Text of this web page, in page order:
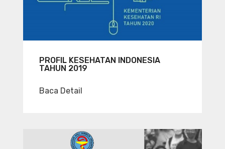
PROFIL KESEHATAN INDONESIA
TAHUN 2019
Baca Detail